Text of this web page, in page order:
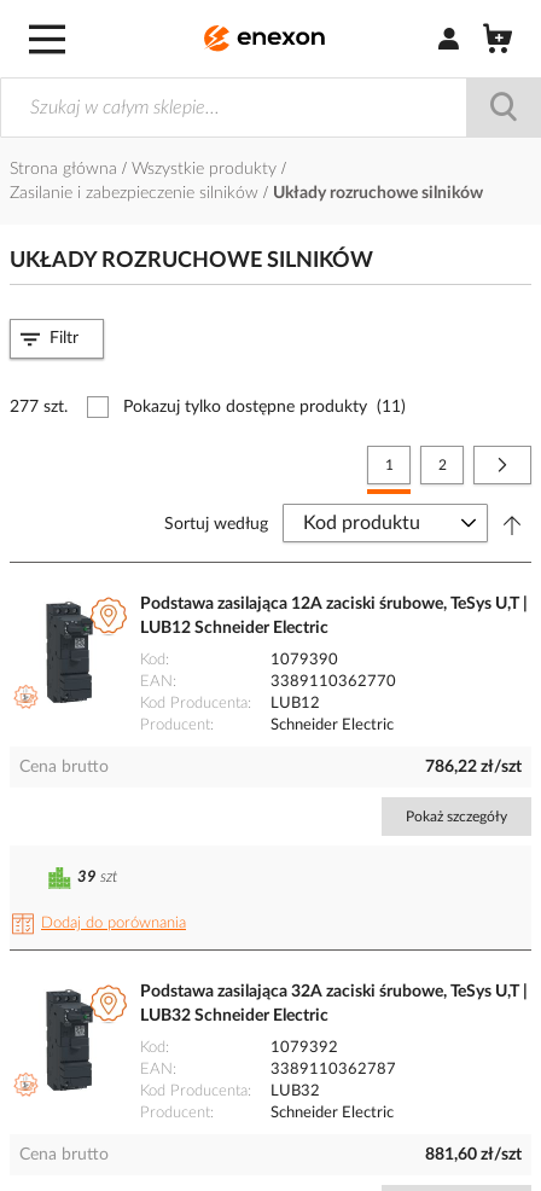
Zaloguj się /
Strona główna
Wszystkie produkty
Zasilanie i zabezpieczenie silników
Układy rozruchowe silników
UKŁADY ROZRUCHOWE SILNIKÓW
277 szt. Pokazuj tylko dostępne produkty (11)
Strona
Aktualnie czytasz stronę
1 Strona
2
Sortuj według
Podstawa zasilająca 12A zaciski śrubowe, TeSys U,T |
LUB12 Schneider Electric
Kod
1079390
EAN
3389110362770
Kod Producenta
LUB12
Producent
Schneider Electric
Cena brutto 786,22 zł/szt
Pokaż szczegóły
Dodaj do porównania
39 szt
Podstawa zasilająca 32A zaciski śrubowe, TeSys U,T |
LUB32 Schneider Electric
Kod
1079392
EAN
3389110362787
Kod Producenta
LUB32
Producent
Schneider Electric
Cena brutto 881,60 zł/szt
Filtr